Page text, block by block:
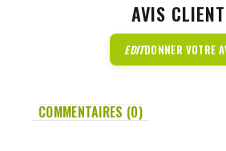
AVIS
EDITDONNER VOTRE
COMMENTAIRES (0)